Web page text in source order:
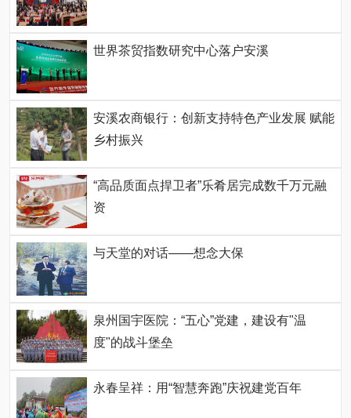
世界茶贸指数研究中心落户安溪
安溪农商银行：创新支持特色产业发展 赋能
乡村振兴
“高品质面点捍卫者”乐肴居完成数千万元融
资
与天堂的对话——想念大保
泉州国宇医院：“五心”党建，建设有"温
度"的战斗堡垒
永春呈祥：用“智慧奔跑”庆祝建党百年